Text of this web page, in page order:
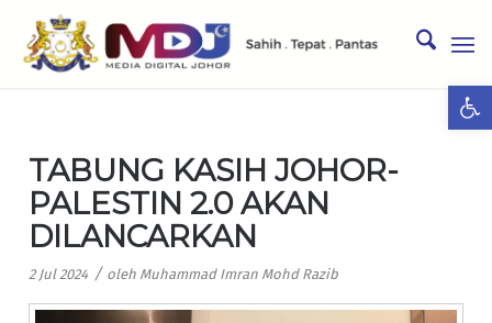
TABUNG KASIH JOHOR-
PALESTIN 2.0 AKAN
DILANCARKAN
2 Jul 2024 / oleh Muhammad Imran Mohd Razib